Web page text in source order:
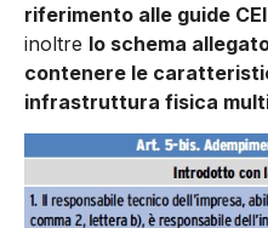
riferimento alle guide
inoltre lo schema
contenere le
infrastruttura fisi­ca